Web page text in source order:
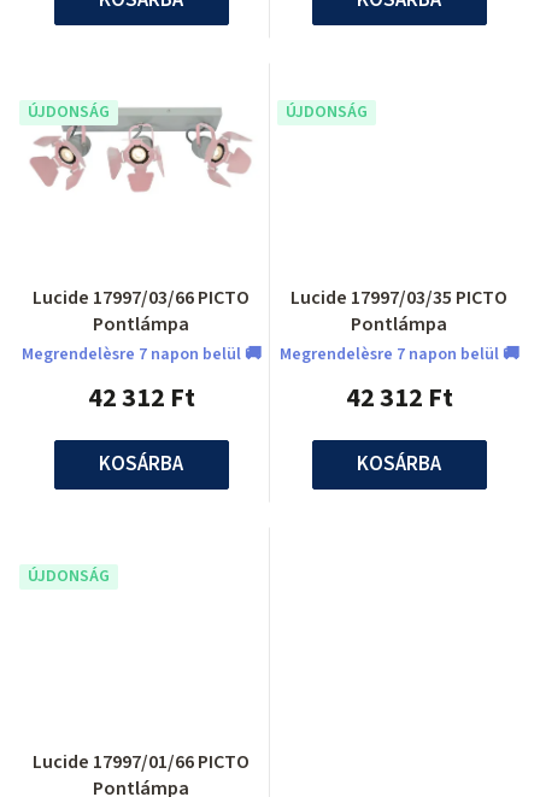
ÚJDONSÁG
Lucide 17997/03/66 PICTO
Pontlámpa
Megrendelèsre 7 napon belül 🚚
42 312 Ft
KOSÁRBA
ÚJDONSÁG
Lucide 17997/03/35 PICTO
Pontlámpa
Megrendelèsre 7 napon belül 🚚
42 312 Ft
KOSÁRBA
ÚJDONSÁG
Lucide 17997/01/66 PICTO
Pontlámpa